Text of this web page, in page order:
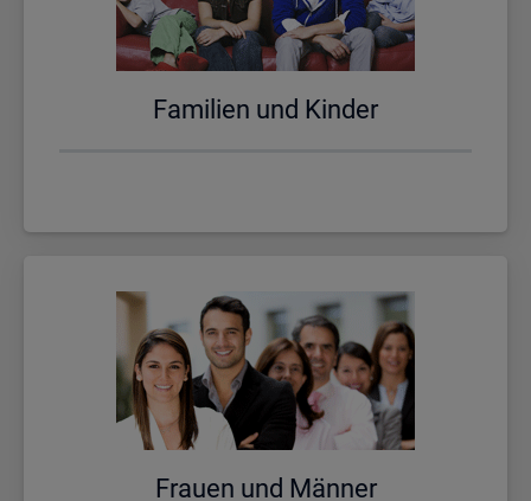
Fa­mi­li­en und Kin­der
Frau­en und Män­ner